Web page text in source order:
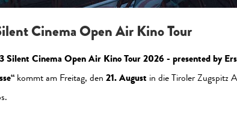
3.5 h
Mittel
Dauer
Cinema Open Air Kino Tour
Silent Cinema Open Air Kino Tour 2026 - presented by
kommt am Freitag, den 21. August in die Tiroler Zugspitz